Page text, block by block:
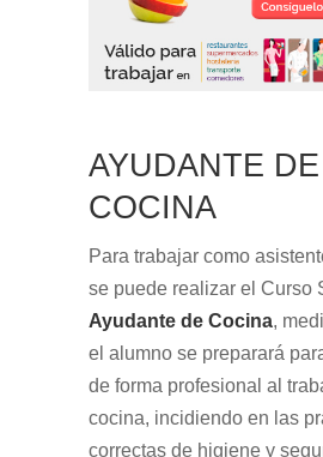
AYUDANTE DE
COCINA
Para trabajar como
se puede realizar el Curso
Ayudante de Cocina,
el alumno se preparará
de forma profesional al
cocina, incidiendo en las
correctas de higiene y